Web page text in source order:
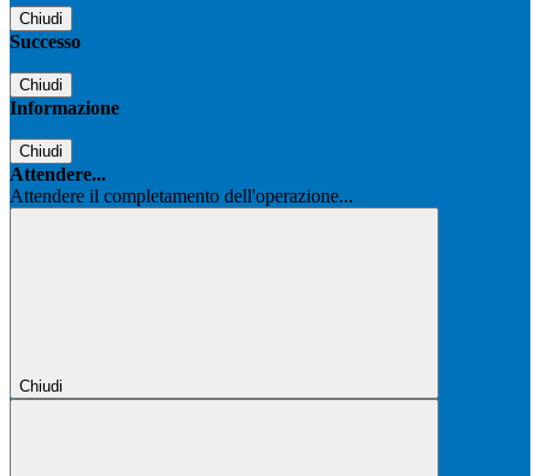
Chiudi
Successo
Chiudi
Informazione
Chiudi
Attendere...
Attendere il completamento dell'operazione...
Chiudi